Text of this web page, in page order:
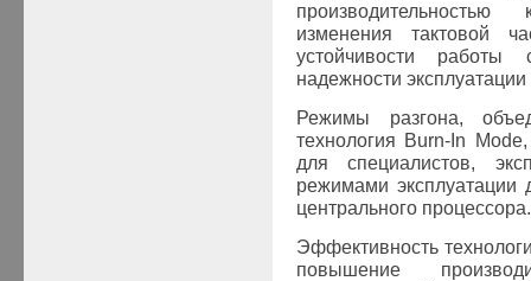
изменения тактовой
устойчивости
надежности
Режимы разгона,
технология Burn-In
для специалистов,
режимами эксплуатации
центрального процессора.
Эффективность
повышение